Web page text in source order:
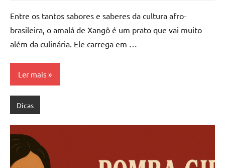
Entre os tantos sabores e saberes da cultura afro-
brasileira, o amalá de Xangô é um prato que vai muito
além da culinária. Ele carrega em …
Ler mais
Dicas